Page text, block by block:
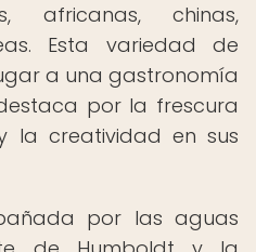
africanas, chinas,
Esta variedad de
a una gastronomía
por la frescura
la creatividad en sus
por las aguas